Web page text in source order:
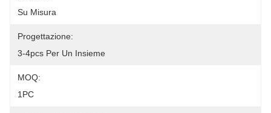
Su Misura
Progettazione:
3-4pcs Per Un Insieme
MOQ:
1PC